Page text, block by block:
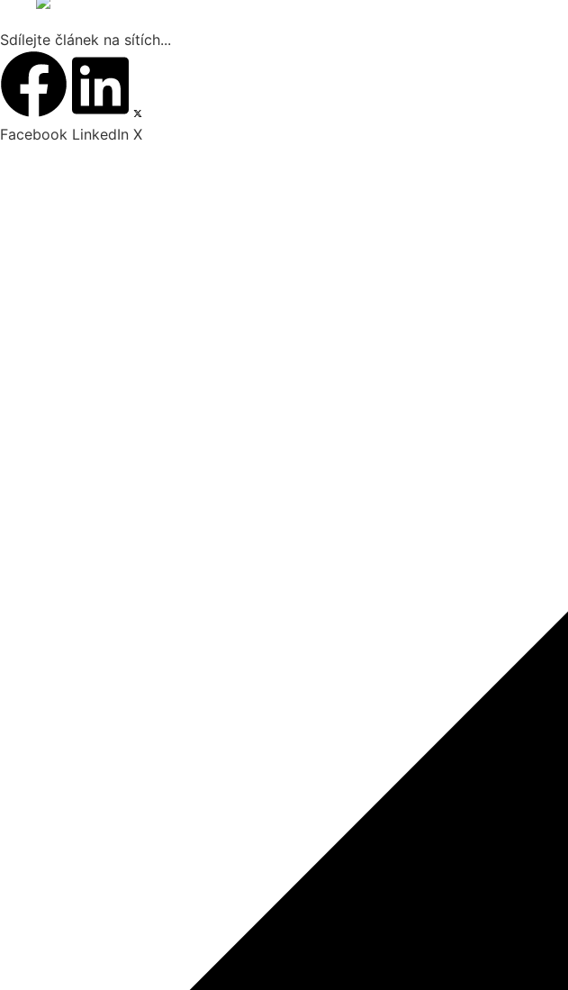
Sdílejte článek na sítích...
Facebook LinkedIn X